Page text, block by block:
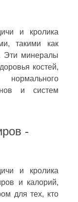
и кролика
такими как
Эти минералы
костей,
и систем
-
и кролика
и калорий,
для тех, кто